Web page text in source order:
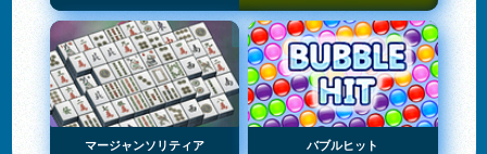
マージャンソリティア バブルヒット